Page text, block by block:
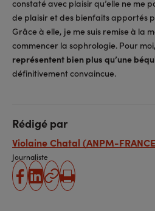
constaté avec plaisir qu’elle ne me
de plaisir et des bienfaits apportés
Grâce à elle, je me suis remise à la
commencer la sophrologie. Pour moi,
représentent bien plus qu’une
définitivement convaincue.
Rédigé par
Violaine Chatal (ANPM-
Journaliste
partager
partager
Copier
Imprimer